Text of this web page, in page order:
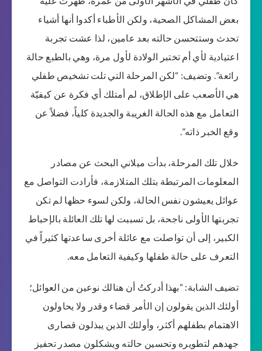
بعض المشاكل الصحية، ولكن الأطباء أكدوا أنها أشياء
تحدث وستتحسن حالته بعد عامين، لذا عشت تجربة
اعتيادية لأي أم تختبر الولادة لأول مرة، وهي بالطبع حالة
رائعة”. وتضيف: “لكن المرحلة التي تلت تشخيص طفلي
هي الأصعب على الإطلاق، لم أمتلك أي فكرة عن كيفيّة
التعامل مع هذه الحالة الغريبة والجديدة كلياً، فضلاً عن
وقع الخبر ذاته”.
خلال تلك المرحلة، بدأت ميلاني البحث عن مصادر
المعلومات المرتبطة بتلك المتلازمة، فأرادت التواصل مع
عوائل يعيشون نفس الحالة، ولكن لسوء حظها لم تكن
تجربتها الأولى ناجحة، بل تسببت لها تلك العائلة بالإحباط
الكبير، إلى أن تواصلت مع عائلة أخرى ساعدتها كثيراً في
التعرف على حالة طفلها وكيفية التعامل معه.
تضيف الشابة: “بهذا أدركتُ أن هنالك نوعين من العوائل؛
أولئك الذين يقولون إن الأمر قضاء وقدر ولا يحاولون
الاهتمام بطفلهم أكثر، وأولئك الذين يبذلون قصارى
جهدهم لتطويره وتحسين حالته ويشكلون مصدر تحفيز